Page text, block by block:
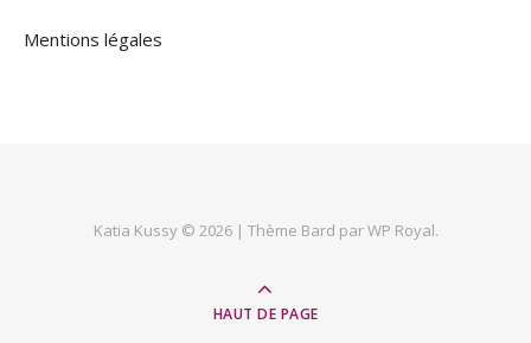
Mentions légales
Katia Kussy © 2026 | Thème Bard parWP Royal.
HAUT DE PAGE